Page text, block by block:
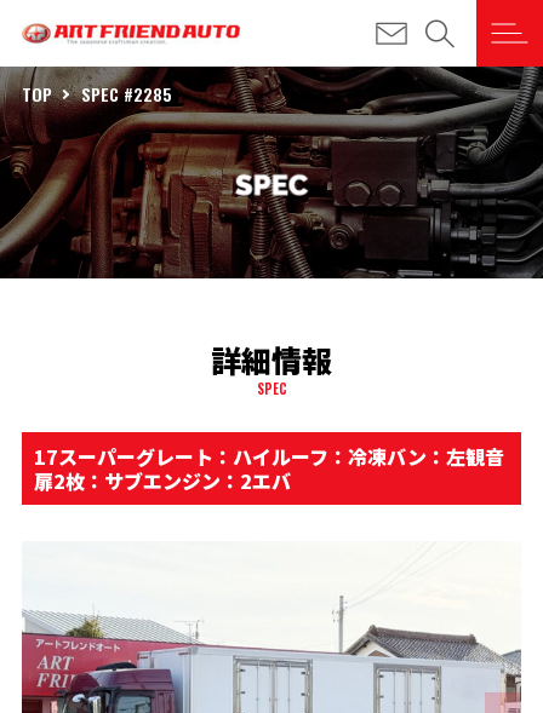
TOP SPEC #2285
詳細情報
SPEC
17スーパーグレート：ハイルーフ：冷凍バン：左観音
扉2枚：サブエンジン：2エバ